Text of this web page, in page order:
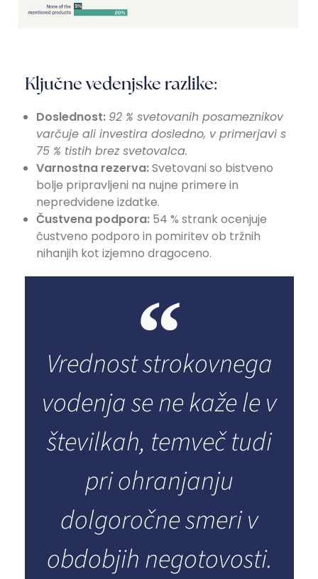
Ključne vedenjske razlike:
Doslednost: 92 % svetovanih posameznikov
varčuje ali investira dosledno, v primerjavi s
75 % tistih brez svetovalca.
Varnostna rezerva:Svetovani so bistveno
bolje pripravljeni na nujne primere in
nepredvidene izdatke.
Čustvena podpora: 54 % strank ocenjuje
čustveno podporo in pomiritev ob tržnih
nihanjih kot izjemno dragoceno.
Vrednost strokovnega
vodenja se ne kaže le v
številkah, temveč tudi
pri ohranjanju
dolgoročne smeri v
obdobjih negotovosti.